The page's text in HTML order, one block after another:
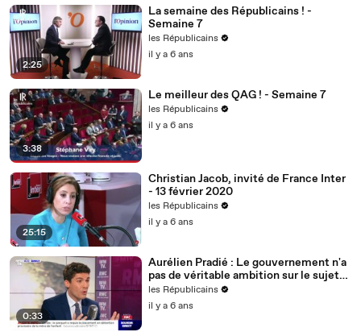
2:25
La semaine des Républicains ! -
Semaine 7
les Républicains
il y a 6 ans
3:38
Le meilleur des QAG ! - Semaine 7
les Républicains
il y a 6 ans
25:15
Christian Jacob, invité de France Inter
- 13 février 2020
les Républicains
il y a 6 ans
0:33
Aurélien Pradié : Le gouvernement n'a
pas de véritable ambition sur le sujet
du handicap.
les Républicains
il y a 6 ans